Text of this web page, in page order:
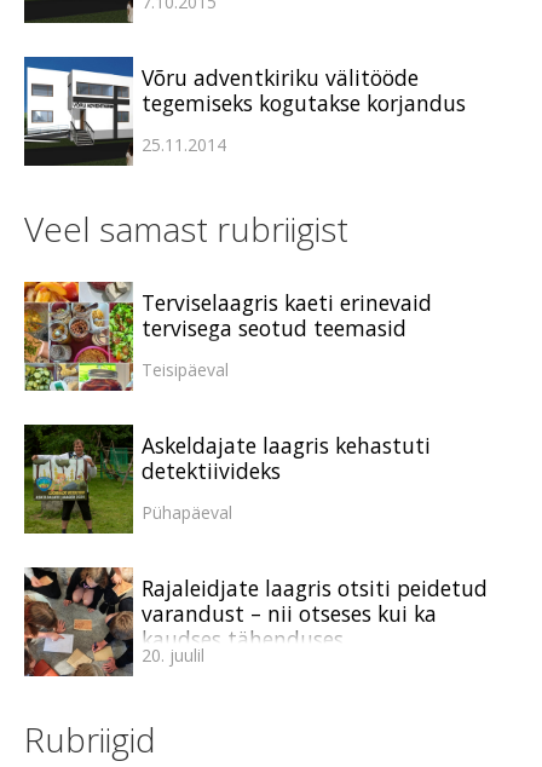
Võru adventkiriku välitööde
tegemiseks kogutakse korjandus
25.11.2014
Veel samast rubriigist
Terviselaagris kaeti erinevaid
tervisega seotud teemasid
Teisipäeval
Askeldajate laagris kehastuti
detektiivideks
Pühapäeval
Rajaleidjate laagris otsiti peidetud
varandust – nii otseses kui ka
kaudses tähenduses
20. juulil
Rubriigid